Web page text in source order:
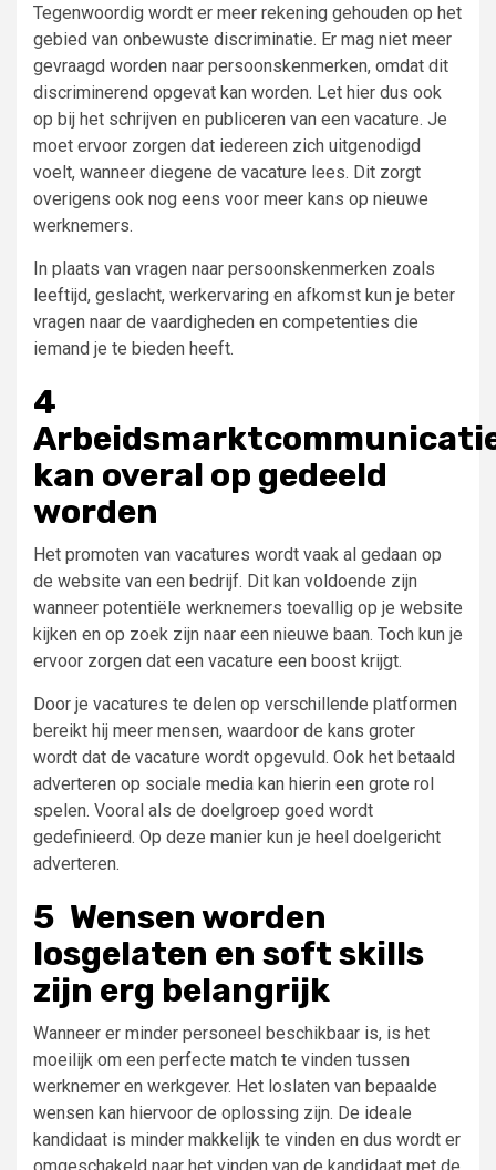
Tegenwoordig wordt er meer rekening gehouden op het
gebied van onbewuste discriminatie. Er mag niet meer
gevraagd worden naar persoonskenmerken, omdat dit
discriminerend opgevat kan worden. Let hier dus ook
op bij het schrijven en publiceren van een vacature. Je
moet ervoor zorgen dat iedereen zich uitgenodigd
voelt, wanneer diegene de vacature lees. Dit zorgt
overigens ook nog eens voor meer kans op nieuwe
werknemers.
In plaats van vragen naar persoonskenmerken zoals
leeftijd, geslacht, werkervaring en afkomst kun je beter
vragen naar de vaardigheden en competenties die
iemand je te bieden heeft.
4
kan overal op gedeeld
worden
Het promoten van vacatures wordt vaak al gedaan op
de website van een bedrijf. Dit kan voldoende zijn
wanneer potentiële werknemers toevallig op je website
kijken en op zoek zijn naar een nieuwe baan. Toch kun je
ervoor zorgen dat een vacature een boost krijgt.
Door je vacatures te delen op verschillende platformen
bereikt hij meer mensen, waardoor de kans groter
wordt dat de vacature wordt opgevuld. Ook het betaald
adverteren op sociale media kan hierin een grote rol
spelen. Vooral als de doelgroep goed wordt
gedefinieerd. Op deze manier kun je heel doelgericht
adverteren.
5 Wensen worden
losgelaten en soft skills
zijn erg belangrijk
Wanneer er minder personeel beschikbaar is, is het
moeilijk om een perfecte match te vinden tussen
werknemer en werkgever. Het loslaten van bepaalde
wensen kan hiervoor de oplossing zijn. De ideale
kandidaat is minder makkelijk te vinden en dus wordt er